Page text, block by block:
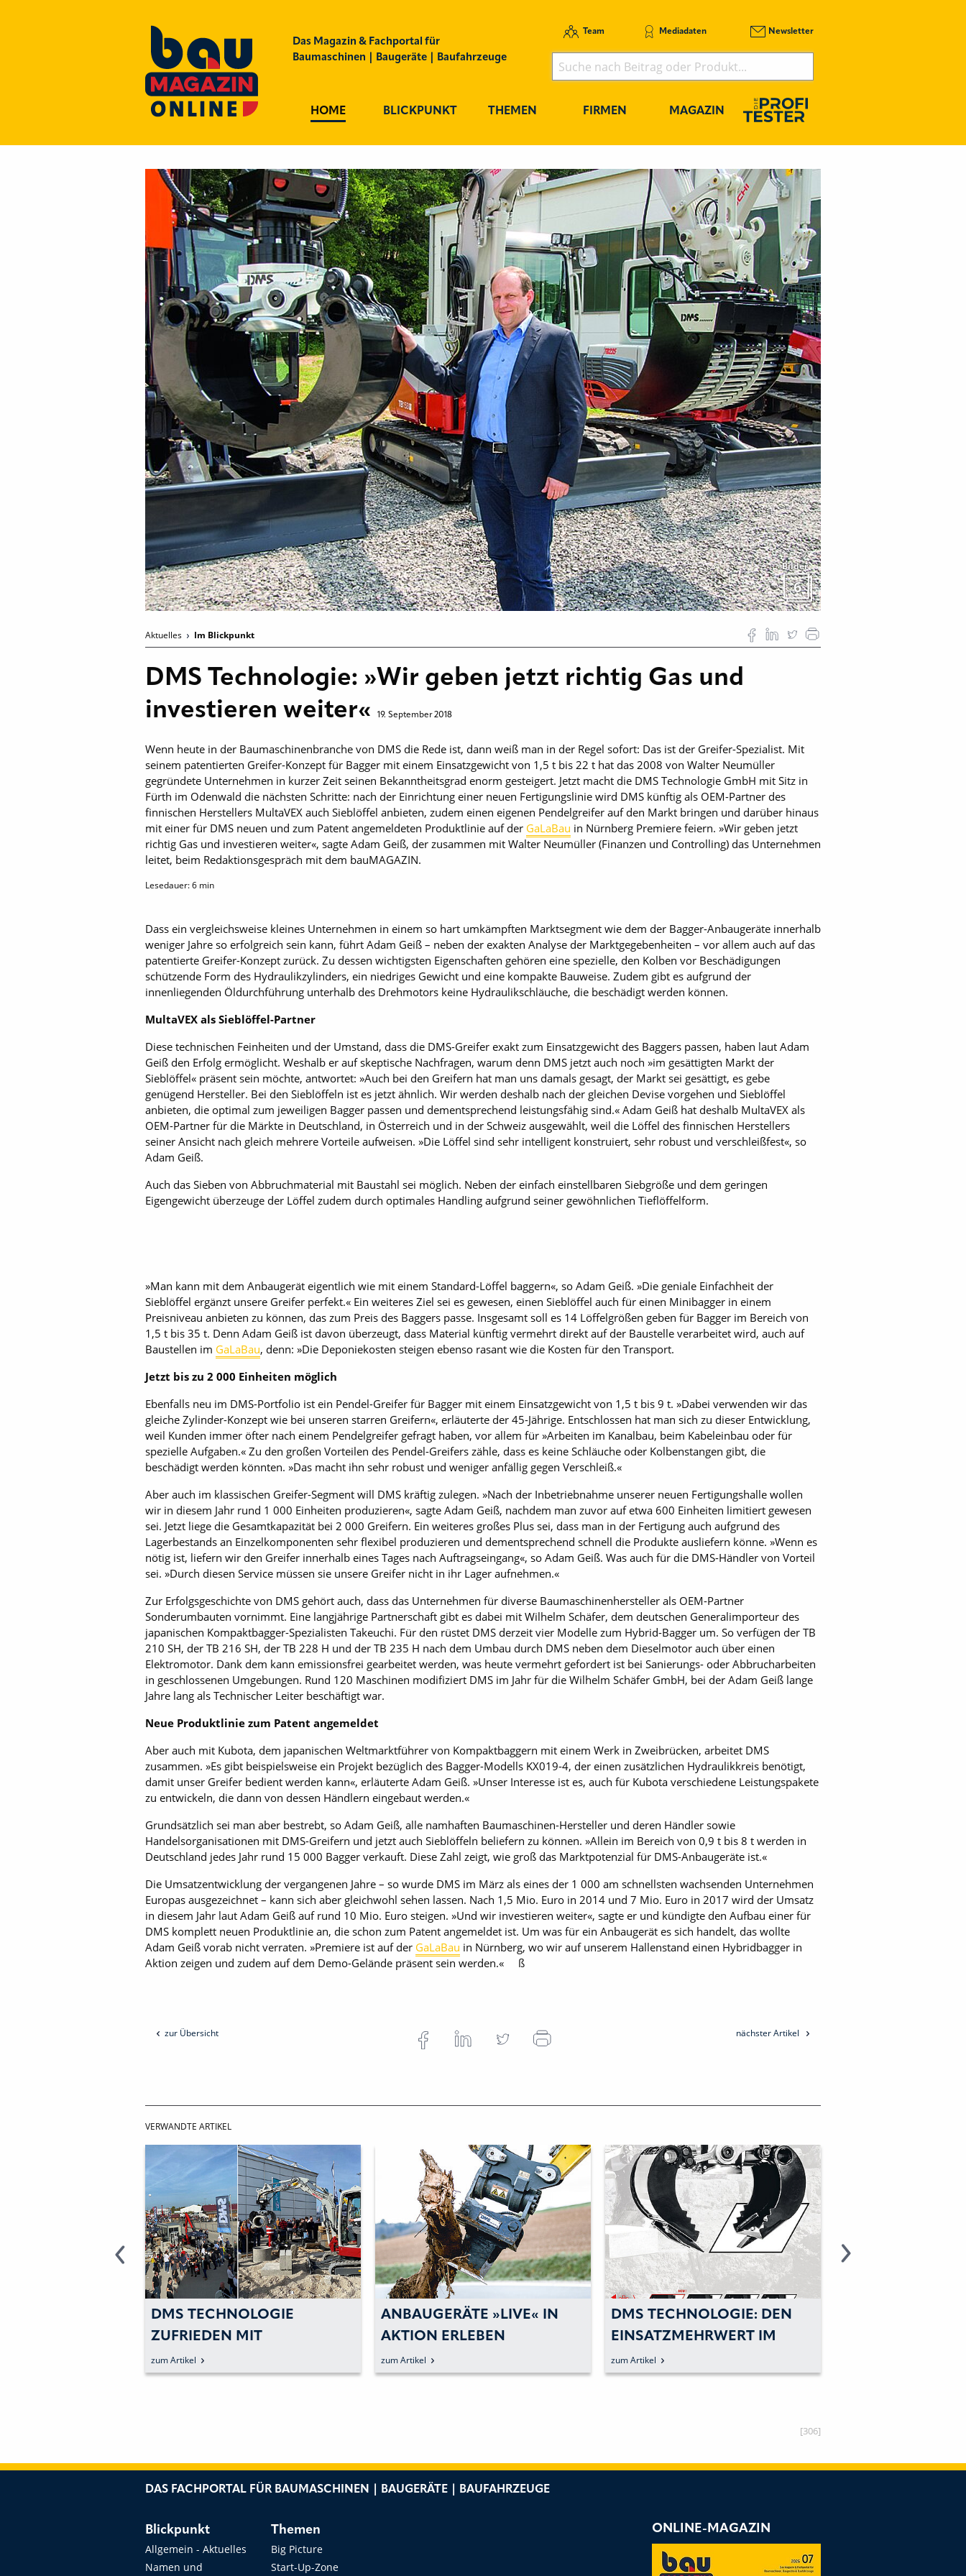
Das Magazin & Fachportal für
Baumaschinen | Baugeräte | Baufahrzeuge
Team Mediadaten Newsletter
HOME BLICKPUNKT THEMEN FIRMEN MAGAZIN
Bilder
6
Aktuelles Im Blickpunkt
DMS Technologie: »Wir geben jetzt richtig Gas und
investieren weiter«
19. September 2018
Wenn heute in der Baumaschinenbranche von DMS die Rede ist, dann weiß man in der Regel sofort: Das ist der Greifer-Spezialist. Mit
seinem patentierten Greifer-Konzept für Bagger mit einem Einsatzgewicht von 1,5 t bis 22 t hat das 2008 von Walter Neumüller
gegründete Unternehmen in kurzer Zeit seinen Bekanntheitsgrad enorm gesteigert. Jetzt macht die DMS Technologie GmbH mit Sitz in
Fürth im Odenwald die nächsten Schritte: nach der Einrichtung einer neuen Fertigungslinie wird DMS künftig als OEM-Partner des
finnischen Herstellers MultaVEX auch Sieblöffel anbieten, zudem einen eigenen Pendelgreifer auf den Markt bringen und darüber hinaus
mit einer für DMS neuen und zum Patent angemeldeten Produktlinie auf der GaLaBau in Nürnberg Premiere feiern. »Wir geben jetzt
richtig Gas und investieren weiter«, sagte Adam Geiß, der zusammen mit Walter Neumüller (Finanzen und Controlling) das Unternehmen
leitet, beim ­Redaktionsgespräch mit dem bauMAGAZIN.
Lesedauer:6 min
Dass ein vergleichsweise kleines Unternehmen in einem so hart umkämpften Marktsegment wie dem der Bagger-Anbaugeräte innerhalb
we­niger Jahre so erfolgreich sein kann, führt Adam Geiß – neben der exakten Analyse der Marktgegebenheiten – vor allem auch auf das
patentierte Greifer-Konzept zurück. Zu dessen wichtigsten Eigenschaften gehören eine spezielle, den Kolben vor Beschädigungen
schützende Form des Hydraulikzylinders, ein niedriges Gewicht und eine kompakte Bauweise. Zudem gibt es aufgrund der
innenliegenden Öldurchführung unterhalb des Drehmotors keine Hydraulikschläuche, die beschädigt werden können.
MultaVEX als Sieblöffel-Partner
Diese technischen Feinheiten und der Umstand, dass die DMS-Greifer exakt zum Einsatzgewicht des Baggers passen, haben laut Adam
Geiß den Erfolg ermöglicht. Weshalb er auf skeptische ­Nachfragen, warum denn DMS jetzt auch noch »im gesättigten Markt der
Sieblöffel« präsent sein möchte, antwortet: »Auch bei den Greifern hat man uns damals gesagt, der Markt sei gesättigt, es gebe
genügend Hersteller. Bei den Sieblöffeln ist es jetzt ähnlich. Wir werden deshalb nach der gleichen Devise vorgehen und Sieblöffel
anbieten, die optimal zum jeweiligen Bagger passen und dementsprechend leistungsfähig sind.« Adam Geiß hat deshalb MultaVEX als
OEM-Partner für die Märkte in Deutschland, in Österreich und in der Schweiz ausgewählt, weil die Löffel des finnischen Herstellers
seiner Ansicht nach gleich mehrere Vorteile aufweisen. »Die Löffel sind sehr intelligent konstruiert, sehr robust und verschleißfest«, so
Adam Geiß.
Auch das Sieben von Abbruchmaterial mit ­Baustahl sei möglich. Neben der einfach einstellbaren Siebgröße und dem geringen
Eigengewicht überzeuge der Löffel zudem durch optimales ­Handling aufgrund seiner gewöhnlichen Tieflöffelform.
»Man kann mit dem Anbaugerät eigentlich wie mit einem Standard-Löffel baggern«, so Adam Geiß. »Die geniale Einfachheit der
Sieblöffel ergänzt unsere Greifer perfekt.« Ein weiteres Ziel sei es gewesen, einen Sieblöffel auch für einen Minibagger in einem
Preisniveau anbieten zu können, das zum Preis des Baggers passe. Insgesamt soll es 14 Löffelgrößen geben für Bagger im Bereich von
1,5 t bis 35 t. Denn Adam Geiß ist davon überzeugt, dass Material künftig vermehrt direkt auf der Baustelle verarbeitet wird, auch auf
Baustellen im GaLaBau, denn: »Die Deponiekosten steigen eben­so rasant wie die Kosten für den Transport.
Jetzt bis zu 2 000 Einheiten möglich
Ebenfalls neu im DMS-Portfolio ist ein Pendel-Greifer für Bagger mit einem Einsatzgewicht von 1,5 t bis 9 t. »Dabei verwenden wir das
gleiche Zylinder-Konzept wie bei unseren starren Greifern«, erläuterte der 45-Jährige. Entschlossen hat man sich zu dieser Entwicklung,
weil Kunden immer öfter nach einem Pendelgreifer gefragt haben, vor allem für »Arbeiten im Kanalbau, beim Kabeleinbau oder für
spezielle Aufgaben.« Zu den großen Vorteilen des Pendel-Greifers zähle, dass es keine Schläuche oder Kolbenstangen gibt, die
beschädigt werden könnten. »Das macht ihn sehr robust und weniger anfällig gegen Verschleiß.«
Aber auch im klassischen Greifer-Segment will DMS kräftig zulegen. »Nach der Inbetriebnahme unserer neuen Fertigungshalle wollen
wir in diesem Jahr rund 1 000 Einheiten produzieren«, sagte Adam Geiß, nachdem man zuvor auf etwa 600 Einheiten limitiert gewesen
sei. Jetzt liege die Gesamtkapazität bei 2 000 Greifern. Ein weiteres großes Plus sei, dass man in der Fertigung auch aufgrund des
Lagerbestands an Einzelkomponenten sehr flexibel produzieren und dementsprechend schnell die Produkte ausliefern könne. »Wenn es
nötig ist, liefern wir den Greifer innerhalb eines Tages nach Auftragseingang«, so Adam Geiß. Was auch für die DMS-Händler von Vorteil
sei. »Durch diesen Service müssen sie unsere Greifer nicht in ihr Lager aufnehmen.«
Zur Erfolgsgeschichte von DMS gehört auch, dass das Unternehmen für diverse Baumaschinenhersteller als OEM-Partner
Sonderumbauten vornimmt. Eine langjährige Partnerschaft gibt es dabei mit Wilhelm Schäfer, dem deutschen Generalimporteur des
japanischen Kompaktbagger-Spezialisten Takeuchi. Für den rüstet DMS derzeit vier Modelle zum Hybrid-Bagger um. So verfügen der TB
210 SH, der TB 216 SH, der TB 228 H und der TB 235 H nach dem Umbau durch DMS neben dem Dieselmotor auch über einen
Elektromotor. Dank dem kann emissionsfrei gearbeitet werden, was heute vermehrt gefordert ist bei Sanierungs- oder Abbrucharbeiten
in geschlossenen Umgebungen. Rund 120 Maschinen modifiziert DMS im Jahr für die Wilhelm Schäfer GmbH, bei der Adam Geiß lange
Jahre lang als Technischer Leiter beschäftigt war.
Neue Produktlinie zum Patent angemeldet
Aber auch mit Kubota, dem japanischen Weltmarktführer von Kompaktbaggern mit einem Werk in Zweibrücken, arbeitet DMS
zusammen. »Es gibt beispielsweise ein Projekt bezüglich des Bagger-Modells KX019-4, der einen zusätzlichen Hydraulikkreis benötigt,
damit unser Greifer bedient werden kann«, erläuterte Adam Geiß. »Unser Interesse ist es, auch für Kubota verschiedene Leistungspakete
zu entwickeln, die dann von dessen Händlern eingebaut werden.«
Grundsätzlich sei man aber bestrebt, so Adam Geiß, alle namhaften Baumaschinen-Hersteller und deren Händler sowie
Handelsorganisationen mit DMS-Greifern und jetzt auch Sieblöffeln beliefern zu können. »Allein im Bereich von 0,9 t bis 8 t werden in
Deutschland jedes Jahr rund 15 000 Bagger verkauft. Diese Zahl zeigt, wie groß das Marktpotenzial für DMS-Anbaugeräte ist.«
Die Umsatzentwicklung der vergangenen Jahre – so wurde DMS im März als eines der 1 000 am schnellsten wachsenden Unternehmen
Europas ausgezeichnet – kann sich aber gleichwohl sehen lassen. Nach 1,5 Mio. Euro in 2014 und 7 Mio. Euro in 2017 wird der Umsatz
in diesem Jahr laut Adam Geiß auf rund 10 Mio. Euro steigen. »Und wir investieren weiter«, sagte er und kündigte den Aufbau einer für
DMS komplett neuen Produktlinie an, die schon zum Patent angemeldet ist. Um was für ein Anbaugerät es sich handelt, das wollte
Adam Geiß vorab nicht verraten. »Premiere ist auf der GaLaBau in Nürnberg, wo wir auf unserem Hallenstand einen Hybridbagger in
Aktion zeigen und zudem auf dem Demo-Gelände präsent sein werden.« ß
zur Übersicht nächster Artikel
VERWANDTE ARTIKEL
DMS TECHNOLOGIE
ZUFRIEDEN MIT
MESSEAUFTRITT AUF DER
BAUMA
zum Artikel
ANBAUGERÄTE »LIVE« IN
AKTION ERLEBEN
zum Artikel
DMS TECHNOLOGIE: DEN
EINSATZMEHRWERT IM
BLICK
zum Artikel
[306]
DAS FACHPORTAL FÜR BAUMASCHINEN | BAUGERÄTE | BAUFAHRZEUGE
Blickpunkt
Allgemein - Aktuelles
Namen und
Themen
Big Picture
Start-Up-Zone
ONLINE-MAGAZIN